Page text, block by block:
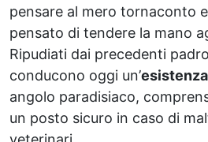
pensare al mero tornaconto
pensato di tendere la mano
Ripudiati dai precedenti
conducono oggi un’
angolo paradisiaco,
un posto sicuro in caso di